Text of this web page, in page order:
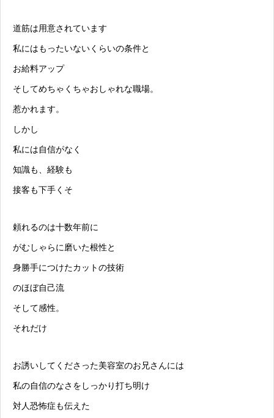
道筋は用意されています
私にはもったいないくらいの条件と
お給料アップ
そしてめちゃくちゃおしゃれな職場。
惹かれます。
しかし
私には自信がなく
知識も、経験も
接客も下手くそ
頼れるのは十数年前に
がむしゃらに磨いた根性と
身勝手につけたカットの技術
のほぼ自己流
そして感性。
それだけ
お誘いしてくださった美容室のお兄さんには
私の自信のなさをしっかり打ち明け
対人恐怖症も伝えた